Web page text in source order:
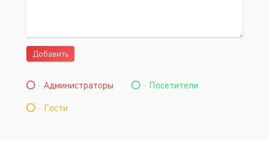
Добавить
- Администраторы - Посетители
- Гости